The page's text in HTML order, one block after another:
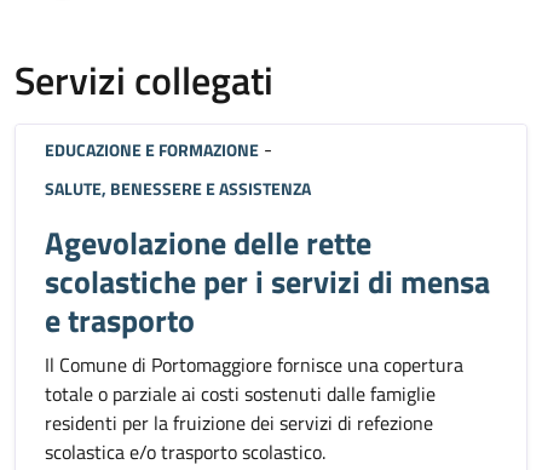
Servizi collegati
EDUCAZIONE E FORMAZIONE -
SALUTE, BENESSERE E ASSISTENZA
Agevolazione delle rette
scolastiche per i servizi di mensa
e trasporto
Il Comune di Portomaggiore fornisce una copertura
totale o parziale ai costi sostenuti dalle famiglie
residenti per la fruizione dei servizi di refezione
scolastica e/o trasporto scolastico.